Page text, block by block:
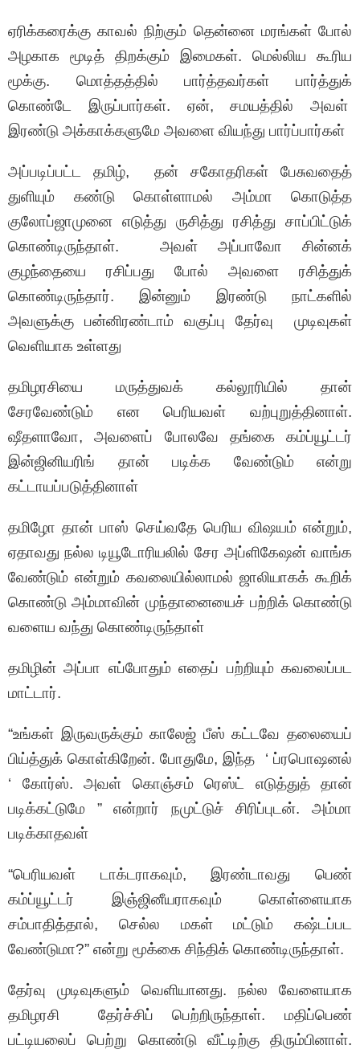
ஏரிக்கரைக்கு காவல் நிற்கும் தென்னை மரங்கள் போல்
அழகாக மூடித் திறக்கும் இமைகள். மெல்லிய கூரிய
மூக்கு. மொத்தத்தில் பார்த்தவர்கள் பார்த்துக்
கொண்டே இருப்பார்கள். ஏன், சமயத்தில் அவள்
இரண்டு அக்காக்களுமே அவளை வியந்து பார்ப்பார்கள்
அப்படிப்பட்ட தமிழ், தன் சகோதரிகள் பேசுவதைத்
துளியும் கண்டு கொள்ளாமல் அம்மா கொடுத்த
குலோப்ஜாமுனை எடுத்து ருசித்து ரசித்து சாப்பிட்டுக்
கொண்டிருந்தாள். அவள் அப்பாவோ சின்னக்
குழந்தையை ரசிப்பது போல் அவளை ரசித்துக்
கொண்டிருந்தார். இன்னும் இரண்டு நாட்களில்
அவளுக்கு பன்னிரண்டாம் வகுப்பு தேர்வு முடிவுகள்
வெளியாக உள்ளது
தமிழரசியை மருத்துவக் கல்லூரியில் தான்
சேரவேண்டும் என பெரியவள் வற்புறுத்தினாள்.
ஷீதளாவோ, அவளைப் போலவே தங்கை கம்ப்யூட்டர்
இன்ஜினியரிங் தான் படிக்க வேண்டும் என்று
கட்டாயப்படுத்தினாள்
தமிழோ தான் பாஸ் செய்வதே பெரிய விஷயம் என்றும்,
ஏதாவது நல்ல டியூடோரியலில் சேர அப்ளிகேஷன் வாங்க
வேண்டும் என்றும் கவலையில்லாமல் ஜாலியாகக் கூறிக்
கொண்டு அம்மாவின் முந்தானையைச் பற்றிக் கொண்டு
வளைய வந்து கொண்டிருந்தாள்
தமிழின் அப்பா எப்போதும் எதைப் பற்றியும் கவலைப்பட
மாட்டார்.
“உங்கள் இருவருக்கும் காலேஜ் பீஸ் கட்டவே தலையைப்
பிய்த்துக் கொள்கிறேன். போதுமே, இந்த ‘ ப்ரபொஷனல்
‘ கோர்ஸ். அவள் கொஞ்சம் ரெஸ்ட் எடுத்துத் தான்
படிக்கட்டுமே ” என்றார் நமுட்டுச் சிரிப்புடன். அம்மா
படிக்காதவள்
“பெரியவள் டாக்டராகவும், இரண்டாவது பெண்
கம்ப்யூட்டர் இஞ்ஜினீயராகவும் கொள்ளையாக
சம்பாதித்தால், செல்ல மகள் மட்டும் கஷ்டப்பட
வேண்டுமா?” என்று மூக்கை சிந்திக் கொண்டிருந்தாள்.
தேர்வு முடிவுகளும் வெளியானது. நல்ல வேளையாக
தமிழரசி தேர்ச்சிப் பெற்றிருந்தாள். மதிப்பெண்
பட்டியலைப் பெற்று கொண்டு வீட்டிற்கு திரும்பினாள்.